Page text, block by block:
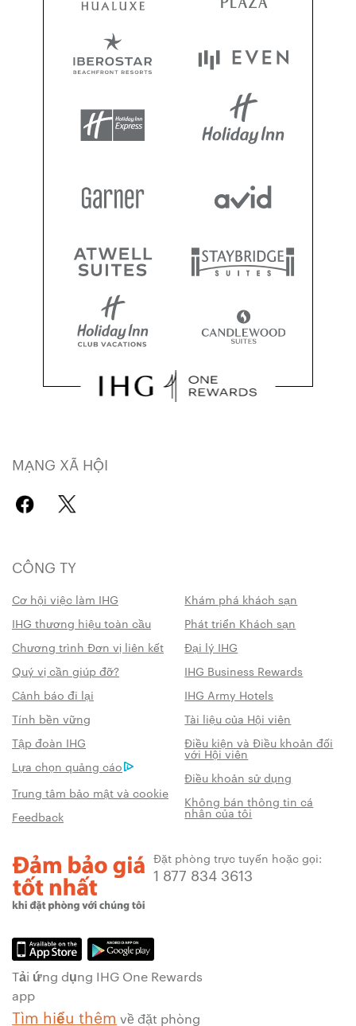
MẠNG XÃ HỘI
CÔNG TY
Cơ hội việc làm IHG
Khám phá khách sạn
IHG thương hiệu toàn cầu
Phát triển Khách sạn
Chương trình Đơn vị liên kết
Đại lý IHG
Quý vị cần giúp đỡ?
IHG Business Rewards
Cảnh báo đi lại
IHG Army Hotels
Tính bền vững
Tài liệu của Hội viên
Tập đoàn IHG
Điều kiện và Điều khoản đối
với Hội viên
Lựa chọn quảng cáo
Điều khoản sử dụng
Trung tâm bảo mật và cookie
Không bán thông tin cá
nhân của tôi
Feedback
Đặt phòng trực tuyến hoặc gọi:
1 877 834 3613
Tải ứng dụng IHG One Rewards
app
Tìm hiểu thêm về đặt phòng